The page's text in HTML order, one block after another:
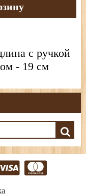
с ручкой
- 19 см